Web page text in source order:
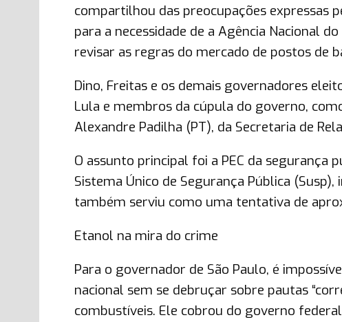
compartilhou das preocupações expressas
para a necessidade de a Agência Nacional
revisar as regras do mercado de postos de
Dino, Freitas e os demais governadores
Lula e membros da cúpula do governo,
Alexandre Padilha (PT), da Secretaria de
O assunto principal foi a PEC da segurança
Sistema Único de Segurança Pública
também serviu como uma tentativa de
Etanol na mira do crime
Para o governador de São Paulo, é
nacional sem se debruçar sobre pautas
combustíveis. Ele cobrou do governo